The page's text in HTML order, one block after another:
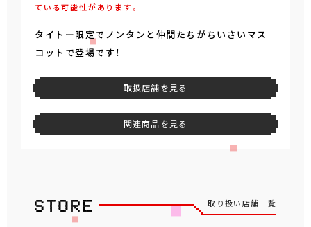
ている可能性があります。
タイトー限定でノンタンと仲間たちがちいさいマス
コットで登場です！
取扱店舗を見る
関連商品を見る
取り扱い店舗一覧